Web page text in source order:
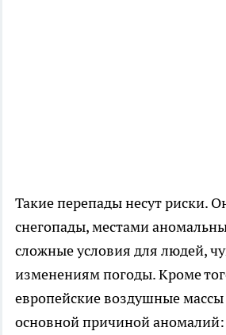
Такие перепады несут риски.
снегопады, местами
сложные условия для людей,
изменениям погоды. Кроме
европейские воздушные
основной причиной